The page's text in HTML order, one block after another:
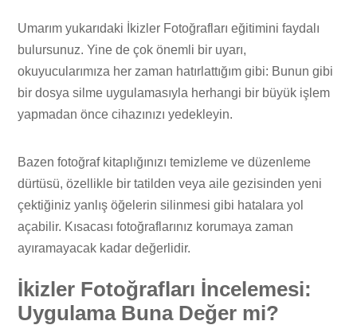
Umarım yukarıdaki İkizler Fotoğrafları eğitimini faydalı
bulursunuz. Yine de çok önemli bir uyarı,
okuyucularımıza her zaman hatırlattığım gibi: Bunun gibi
bir dosya silme uygulamasıyla herhangi bir büyük işlem
yapmadan önce cihazınızı yedekleyin.
Bazen fotoğraf kitaplığınızı temizleme ve düzenleme
dürtüsü, özellikle bir tatilden veya aile gezisinden yeni
çektiğiniz yanlış öğelerin silinmesi gibi hatalara yol
açabilir. Kısacası fotoğraflarınız korumaya zaman
ayıramayacak kadar değerlidir.
İkizler Fotoğrafları İncelemesi:
Uygulama Buna Değer mi?